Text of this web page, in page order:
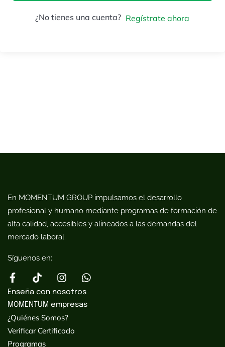
¿No tienes una cuenta? Regístrate ahora
En MOMENTUM GROUP impulsamos el desarrollo
profesional y humano mediante programas de formación de
alta calidad, accesibles y alineados a las demandas del
mercado laboral.
Síguenos en:
Enseña con nosotros
MOMENTUM empresas
¿Quiénes Somos?
Verificar Certificado
Programas